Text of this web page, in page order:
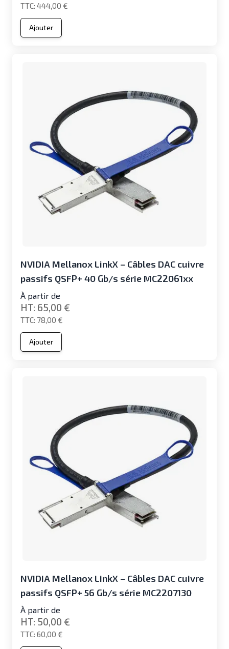
444,00 €
Ajouter
NVIDIA Mellanox LinkX – Câbles DAC cuivre
passifs QSFP+ 40 Gb/s série MC22061xx
À partir de
78,00 €
65,00 €
Ajouter
NVIDIA Mellanox LinkX – Câbles DAC cuivre
passifs QSFP+ 56 Gb/s série MC2207130
À partir de
60,00 €
50,00 €